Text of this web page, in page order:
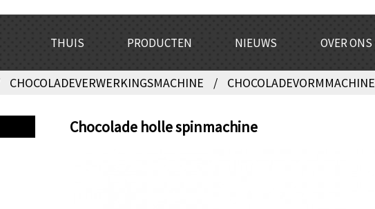
THUIS PRODUCTEN NIEUWS OVER ONS
CHOCOLADEVERWERKINGSMACHINE CHOCOLADEVORMMACHINE
Chocolade holle spinmachine